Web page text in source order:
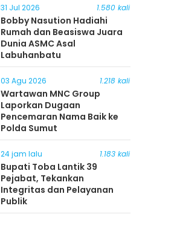
31 Jul 2026 1.580 kali
Bobby Nasution Hadiahi
Rumah dan Beasiswa Juara
Dunia ASMC Asal
Labuhanbatu
03 Agu 2026 1.218 kali
Wartawan MNC Group
Laporkan Dugaan
Pencemaran Nama Baik ke
Polda Sumut
24 jam lalu 1.183 kali
Bupati Toba Lantik 39
Pejabat, Tekankan
Integritas dan Pelayanan
Publik